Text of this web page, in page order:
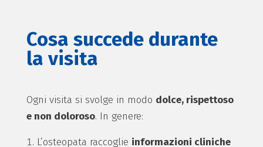
Cosa succede durante
la visita
Ogni visita si svolge in modo dolce, rispettoso
e non doloroso. In genere:
L’osteopata raccoglie informazioni cliniche